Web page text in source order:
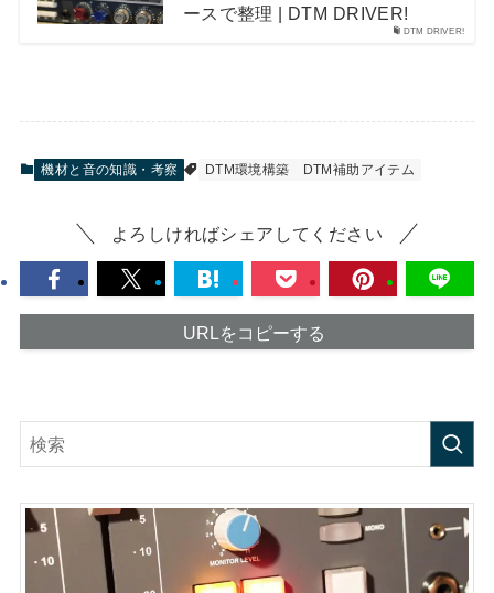
DTM DRIVER!
ースで整理 | DTM DRIVER!
機材と音の知識・考察 DTM環境構築 DTM補助アイテム
よろしければシェアしてください
URLをコピーする